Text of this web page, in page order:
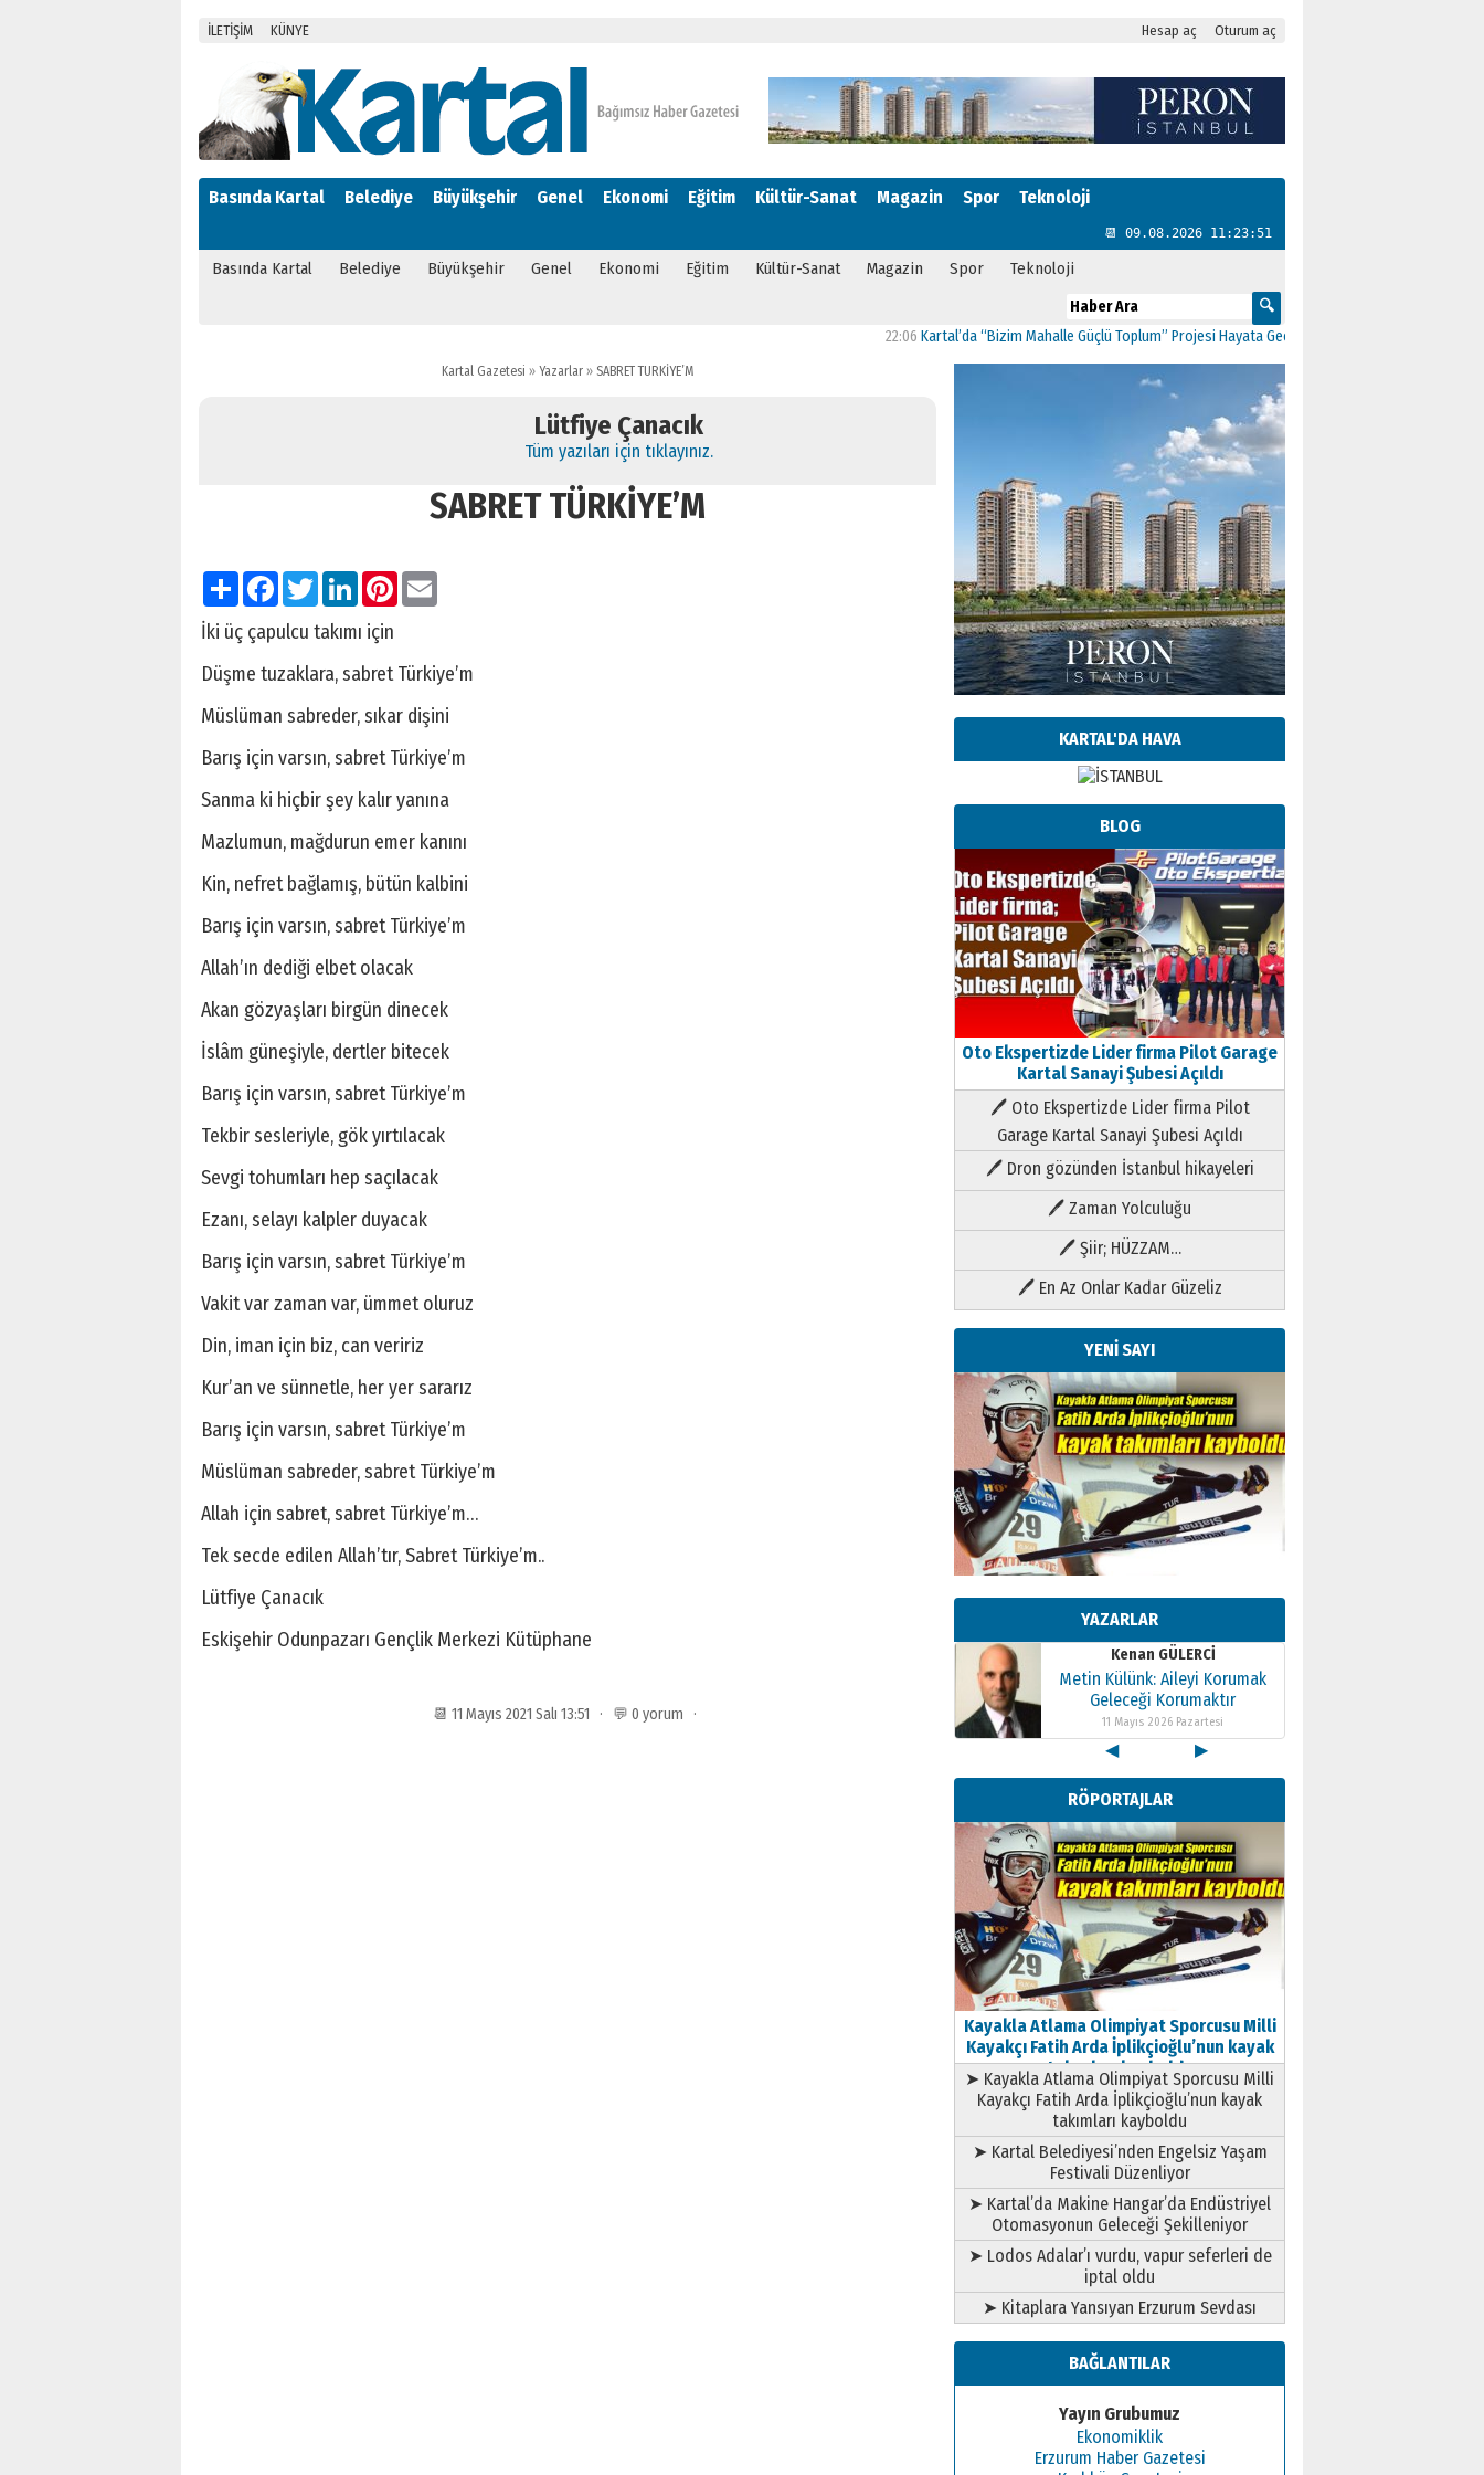
İLETİŞİM KÜNYE Hesap aç Oturum aç
Basında Kartal Belediye Büyükşehir Genel Ekonomi Eğitim Kültür-Sanat Magazin Spor Teknoloji
📆 09.08.2026 11:23:51
Basında Kartal Belediye Büyükşehir Genel Ekonomi Eğitim Kültür-Sanat Magazin Spor Teknoloji
Kartal’da “Bizim Mahalle Güçlü Toplum” Projesi Hayata Geçti 11:41
Kartal Gazetesi » Yazarlar » SABRET TÜRKİYE’M
Lütfiye Çanacık
Tüm yazıları için tıklayınız.
SABRET TÜRKİYE’M
PaylaşFacebook
TwitterLinkedInPinterest
İki üç çapulcu takımı için
Düşme tuzaklara, sabret Türkiye’m
Müslüman sabreder, sıkar dişini
Barış için varsın, sabret Türkiye’m
Sanma ki hiçbir şey kalır yanına
Mazlumun, mağdurun emer kanını
Kin, nefret bağlamış, bütün kalbini
Barış için varsın, sabret Türkiye’m
Allah’ın dediği elbet olacak
Akan gözyaşları birgün dinecek
İslâm güneşiyle, dertler bitecek
Barış için varsın, sabret Türkiye’m
Tekbir sesleriyle, gök yırtılacak
Sevgi tohumları hep saçılacak
Ezanı, selayı kalpler duyacak
Barış için varsın, sabret Türkiye’m
Vakit var zaman var, ümmet oluruz
Din, iman için biz, can veririz
Kur’an ve sünnetle, her yer sararız
Barış için varsın, sabret Türkiye’m
Müslüman sabreder, sabret Türkiye’m
Allah için sabret, sabret Türkiye’m…
Tek secde edilen Allah’tır, Sabret Türkiye’m..
Lütfiye Çanacık
Eskişehir Odunpazarı Gençlik Merkezi Kütüphane
📆 11 Mayıs 2021 Salı 13:51 · 💬 0 yorum ·
KARTAL'DA HAVA
BLOG
Oto Ekspertizde Lider firma Pilot Garage
Kartal Sanayi Şubesi Açıldı
🖊 Oto Ekspertizde Lider firma Pilot
Garage Kartal Sanayi Şubesi Açıldı
🖊 Dron gözünden İstanbul hikayeleri
🖊 Zaman Yolculuğu
🖊 Şiir; HÜZZAM…
🖊 En Az Onlar Kadar Güzeliz
YENİ SAYI
YAZARLAR
Kenan GÜLERCİ
Metin Külünk: Aileyi Korumak
Geleceği Korumaktır
11 Mayıs 2026 Pazartesi
Kenan GÜLERCİ
Metin Külünk: Aileyi Korumak
Geleceği Korumaktır
11 Mayıs 2026 Pazartesi
Kenan GÜLERCİ
Metin Külünk: Aileyi Korumak
Geleceği Korumaktır
11 Mayıs 2026 Pazartesi
◀ ▶
RÖPORTAJLAR
Kayakla Atlama Olimpiyat Sporcusu Milli
Kayakçı Fatih Arda İplikçioğlu’nun kayak
takımları kayboldu
➤ Kayakla Atlama Olimpiyat Sporcusu Milli
Kayakçı Fatih Arda İplikçioğlu’nun kayak
takımları kayboldu
➤ Kartal Belediyesi’nden Engelsiz Yaşam
Festivali Düzenliyor
➤ Kartal’da Makine Hangar’da Endüstriyel
Otomasyonun Geleceği Şekilleniyor
➤ Lodos Adalar’ı vurdu, vapur seferleri de
iptal oldu
➤ Kitaplara Yansıyan Erzurum Sevdası
BAĞLANTILAR
Yayın Grubumuz
Ekonomiklik
Erzurum Haber Gazetesi